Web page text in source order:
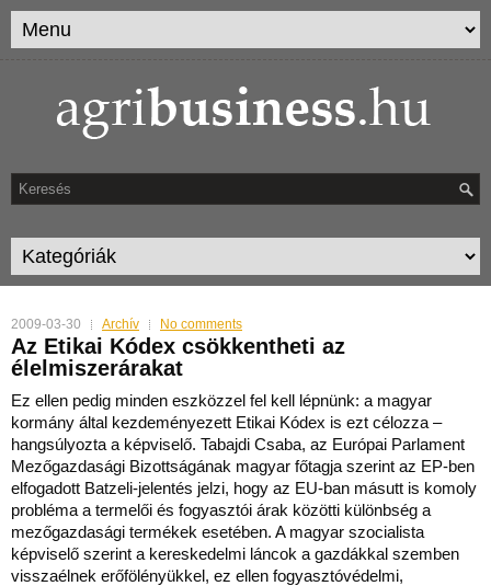
2009-03-30 Archív No comments
Az Etikai Kódex csökkentheti az
élelmiszerárakat
Ez ellen pedig minden eszközzel fel kell lépnünk: a magyar
kormány által kezdeményezett Etikai Kódex is ezt célozza –
hangsúlyozta a képviselő. Tabajdi Csaba, az Európai Parlament
Mezőgazdasági Bizottságának magyar főtagja szerint az EP-ben
elfogadott Batzeli-jelentés jelzi, hogy az EU-ban másutt is komoly
probléma a termelői és fogyasztói árak közötti különbség a
mezőgazdasági termékek esetében. A magyar szocialista
képviselő szerint a kereskedelmi láncok a gazdákkal szemben
visszaélnek erőfölényükkel, ez ellen fogyasztóvédelmi,